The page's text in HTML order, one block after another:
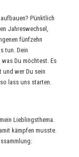
Pünktlich
Jahreswechsel,
fünfzehn
tun. Dein
Du möchtest. Es
wer Du sein
lass uns starten.
Lieblingsthema.
kämpfen musste.